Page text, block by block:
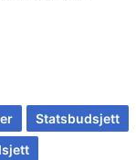
Statsbudsjett